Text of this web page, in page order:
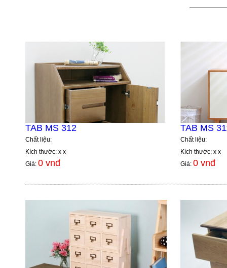
TAB MS 312
Chất liệu:
Kích thước: x x
Giá: 0 vnđ
TAB MS
Chất liệu:
Kích thước: x x
Giá: 0 vnđ